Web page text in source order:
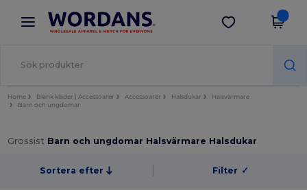
× Wordans-app
Bättre priser i appen!
Hämta app
Home Blank kläder | Accessoarer Accessoarer Halsdukar
Halsvärmare
Barn och ungdomar
Grossist Barn och ungdomar Halsvärmare Halsdukar
Sortera efter Filter ✓